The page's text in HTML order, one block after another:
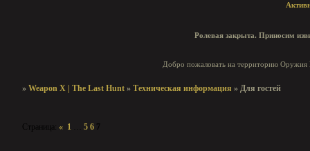
Ролевая закрыта. Приносим
Добро пожаловать на территорию Оружия
»Weapon X | The Last Hunt »Техническая информация » Для гостей
Страница:« 1 5 6 7